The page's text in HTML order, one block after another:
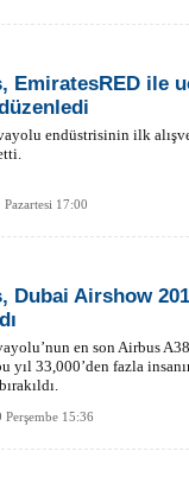
EmiratesRED ile
endüstrisinin ilk
17:00
Dubai Airshow
en son Airbus
yıl 33,000’den fazla
Perşembe 15:36